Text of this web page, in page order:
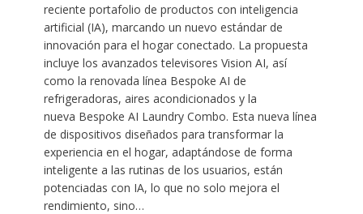
reciente portafolio de productos con inteligencia
artificial (IA), marcando un nuevo estándar de
innovación para el hogar conectado. La propuesta
incluye los avanzados televisores Vision AI, así
como la renovada línea Bespoke AI de
refrigeradoras, aires acondicionados y la
nueva Bespoke AI Laundry Combo. Esta nueva línea
de dispositivos diseñados para transformar la
experiencia en el hogar, adaptándose de forma
inteligente a las rutinas de los usuarios, están
potenciadas con IA, lo que no solo mejora el
rendimiento, sino…